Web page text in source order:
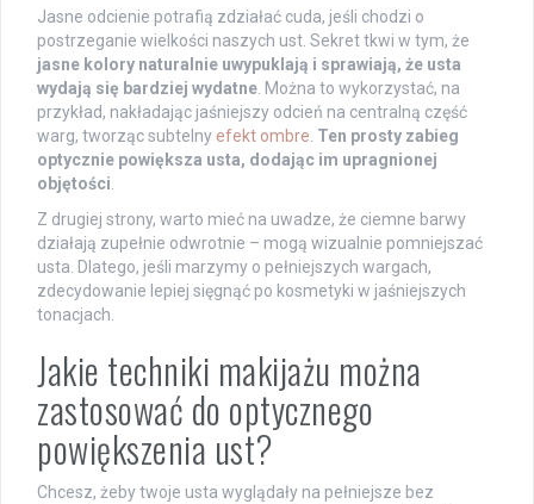
Jasne odcienie potrafią zdziałać cuda, jeśli chodzi o
postrzeganie wielkości naszych ust. Sekret tkwi w tym, że
jasne kolory naturalnie uwypuklają i sprawiają, że usta
wydają się bardziej wydatne . Można to wykorzystać, na
przykład, nakładając jaśniejszy odcień na centralną część
warg, tworząc subtelny efekt ombre Ten prosty zabieg
optycznie powiększa usta, dodając im upragnionej
objętości
Z drugiej strony, warto mieć na uwadze, że ciemne barwy
działają zupełnie odwrotnie – mogą wizualnie pomniejszać
usta. Dlatego, jeśli marzymy o pełniejszych wargach,
zdecydowanie lepiej sięgnąć po kosmetyki w jaśniejszych
tonacjach.
Jakie techniki makijażu można
zastosować do optycznego
powiększenia ust?
Chcesz, żeby twoje usta wyglądały na pełniejsze bez